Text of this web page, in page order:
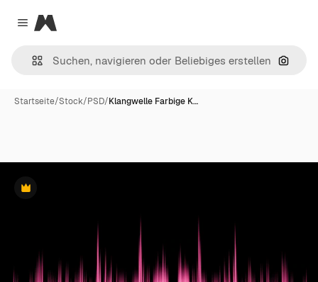
Close menu
Magnific
Nach
Startseite/Stock/PSD/Klangwelle Farbige K…
Premium